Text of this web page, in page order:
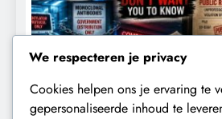
CENSUUR CONTROLE
We respecteren je privacy
Cookies helpen ons je ervaring te
gepersonaliseerde inhoud te